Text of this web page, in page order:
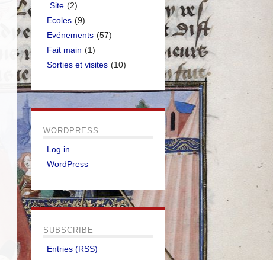
Site (2)
Ecoles (9)
Evénements (57)
Fait main (1)
Sorties et visites (10)
WORDPRESS
Log in
WordPress
SUBSCRIBE
Entries (RSS)